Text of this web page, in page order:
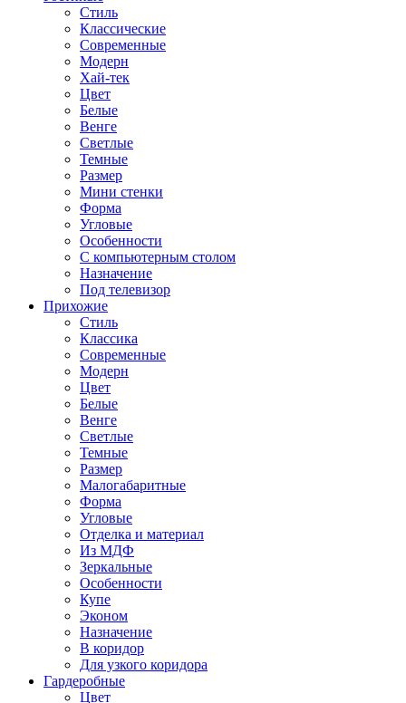
Стиль
Классические
Современные
Модерн
Хай-тек
Цвет
Белые
Венге
Светлые
Темные
Размер
Мини стенки
Форма
Угловые
Особенности
С компьютерным столом
Назначение
Под телевизор
Прихожие
Стиль
Классика
Современные
Модерн
Цвет
Белые
Венге
Светлые
Темные
Размер
Малогабаритные
Форма
Угловые
Отделка и материал
Из МДФ
Зеркальные
Особенности
Купе
Эконом
Назначение
В коридор
Для узкого коридора
Гардеробные
Цвет